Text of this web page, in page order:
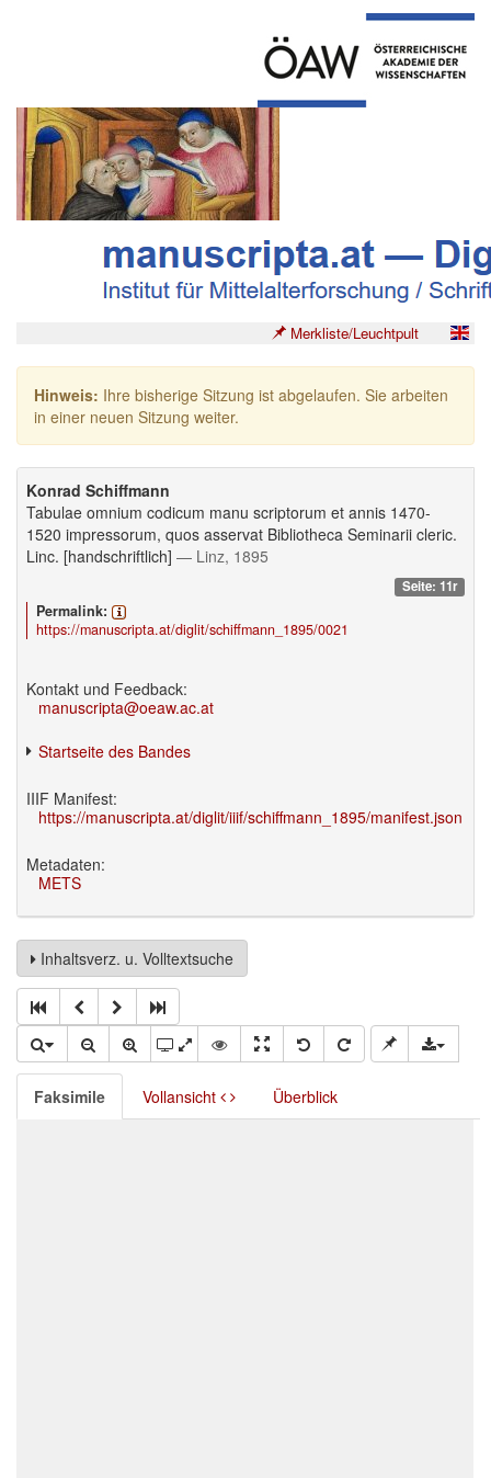
Merkliste/Leuchtpult
Hinweis: Ihre bisherige Sitzung ist abgelaufen. Sie arbeiten
in einer neuen Sitzung weiter.
Konrad Schiffmann
Tabulae omnium codicum manu scriptorum et annis 1470-
1520 impressorum, quos asservat Bibliotheca Seminarii cleric.
Linc. [handschriftlich] — Linz, 1895
Seite: 11r
Permalink:
https://manuscripta.at/diglit/schiffmann_1895/0021
Kontakt und Feedback:
manuscripta@oeaw.ac.at
Startseite des Bandes
IIIF Manifest:
https://manuscripta.at/diglit/iiif/schiffmann_1895/manifest.json
Metadaten:
METS
Inhaltsverz. u. Volltextsuche
Faksimile Vollansicht Überblick